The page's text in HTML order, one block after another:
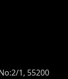
1, 55200